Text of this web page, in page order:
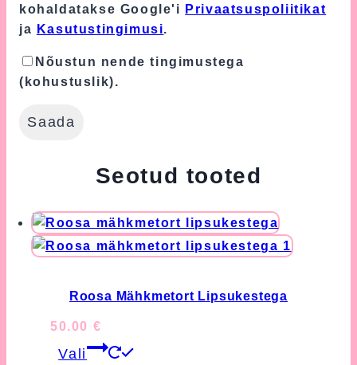
kohaldatakse Google'i Privaatsuspoliitikat
ja Kasutustingimusi.
Nõustun nende tingimustega
(kohustuslik).
Seotud tooted
Roosa Mähkmetort Lipsukestega
50.00 €
Vali